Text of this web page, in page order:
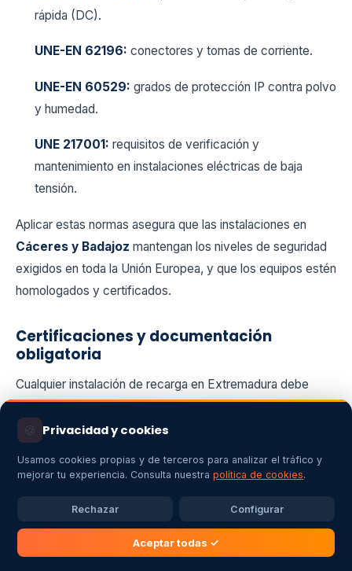
rápida (DC).
UNE-EN 62196: conectores y tomas de corriente.
UNE-EN 60529: grados de protección IP contra polvo
y humedad.
UNE 217001: requisitos de verificación y
mantenimiento en instalaciones eléctricas de baja
tensión.
Aplicar estas normas asegura que las instalaciones en
Cáceres y Badajoz mantengan los niveles de seguridad
exigidos en toda la Unión Europea, y que los equipos estén
homologados y certificados.
Certificaciones y documentación
obligatoria
Cualquier instalación de recarga en Extremadura debe
contar con:
Memoria técnica o proyecto eléctrico
técnico competente.
Informe de mantenimiento o revisión periódica,
🍪 Privacidad y cookies
Usamos cookies propias y de terceros para analizar el tráfico y
mejorar tu experiencia. Consulta nuestrapolítica de cookies.
Rechazar Configurar
Aceptar todas ✓